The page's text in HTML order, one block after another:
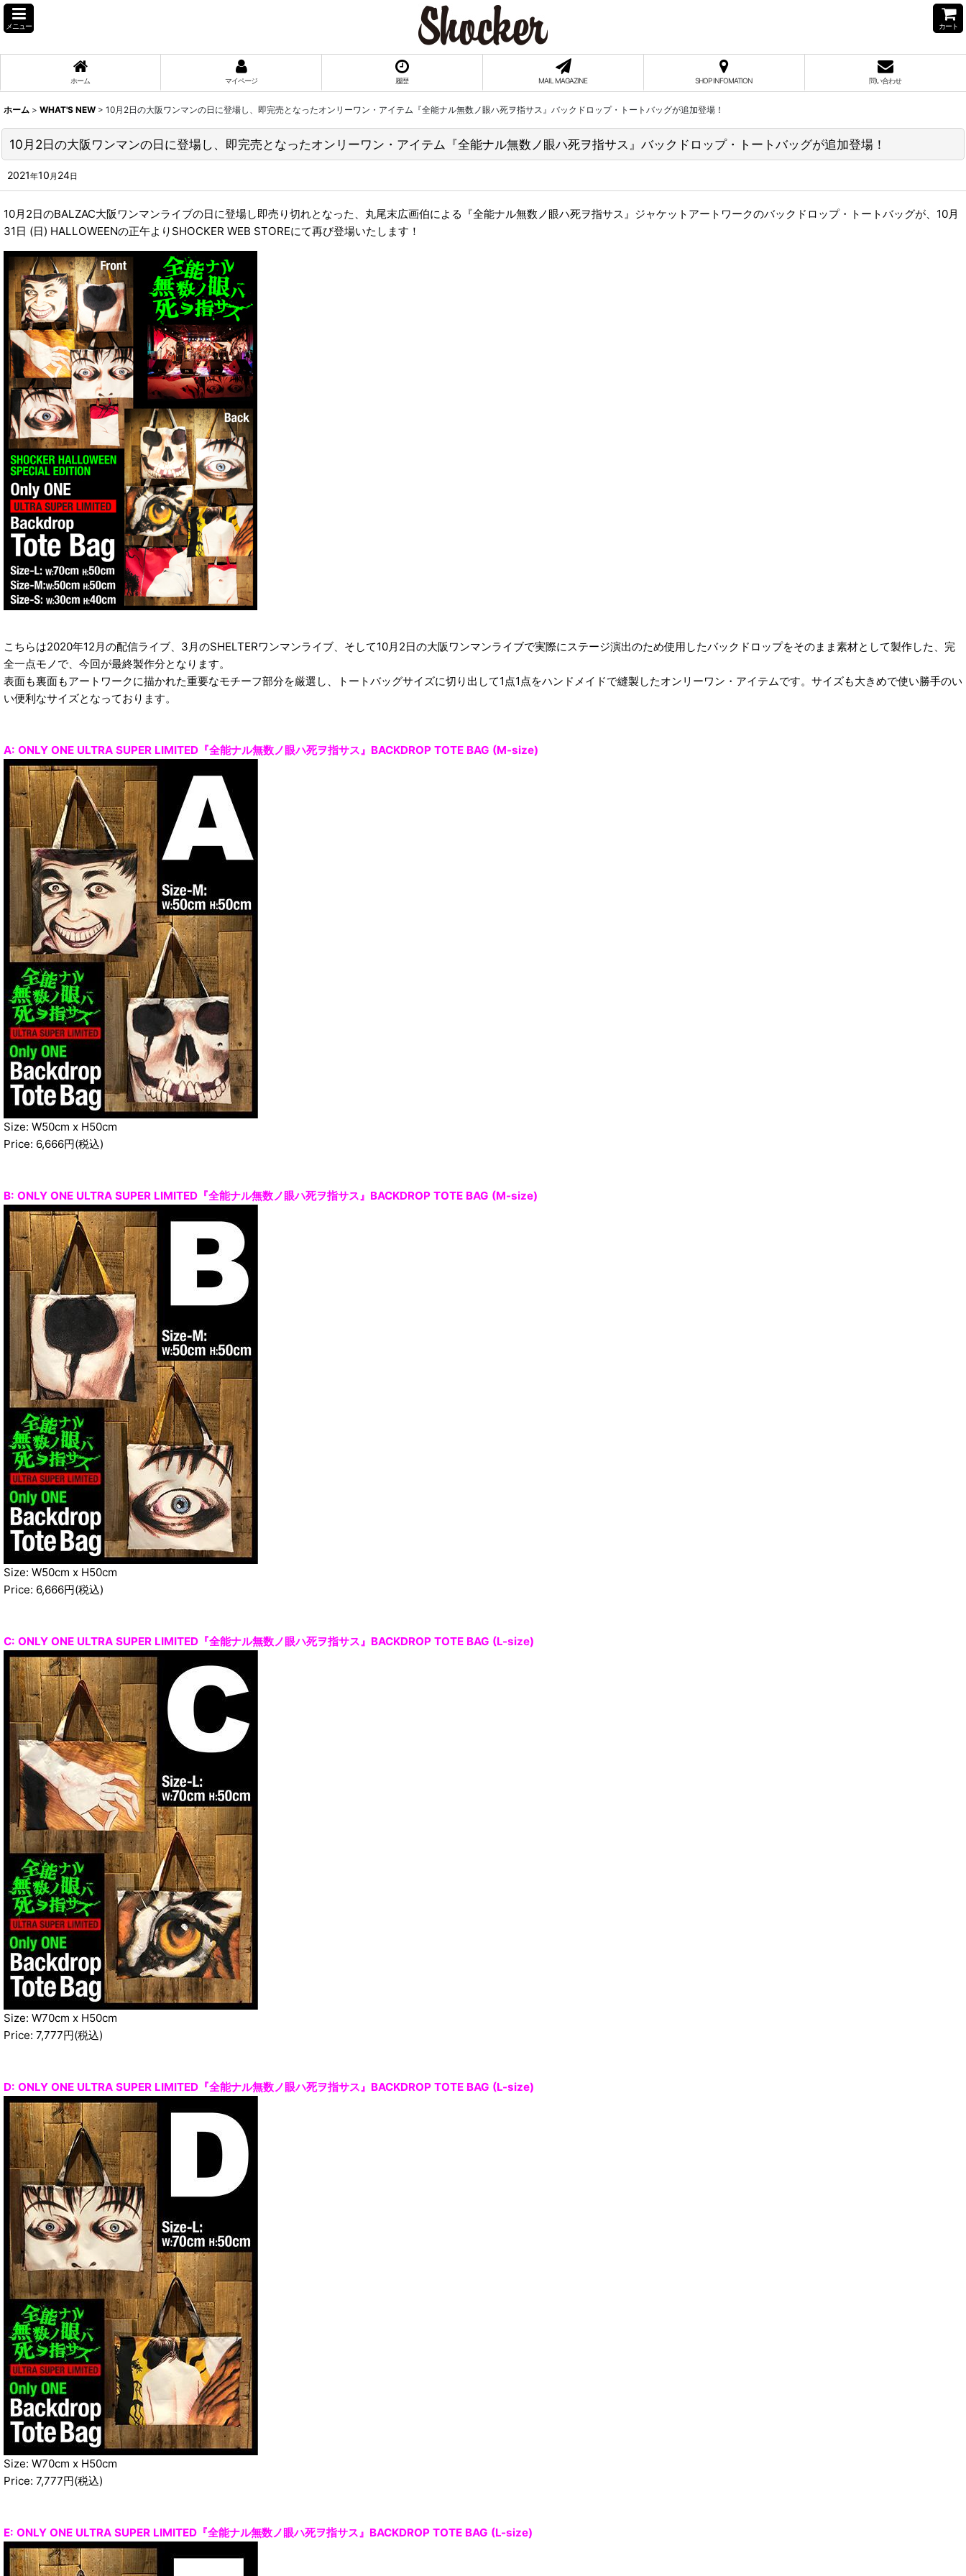
メニュー カート
ホーム マイページ 履歴 MAIL MAGAZINE SHOP INFOMATION 問い合わせ
ホーム > WHAT'S NEW > 10月2日の大阪ワンマンの日に登場し、即完売となったオンリーワン・アイテム『全能ナル無数ノ眼ハ死ヲ指サス』バックドロップ・トートバッグが追加登場！
10月2日の大阪ワンマンの日に登場し、即完売となったオンリーワン・アイテム『全能ナル無数ノ眼ハ死ヲ指サス』バックドロップ・トートバッグが追加登場！
2021年10 月 24日
10月2日のBALZAC大阪ワンマンライブの日に登場し即売り切れとなった、丸尾末広画伯による『全能ナル無数ノ眼ハ死ヲ指サス』ジャケットアートワークのバックドロップ・トートバッグが、10月
31日 (日) HALLOWEENの正午よりSHOCKER WEB STOREにて再び登場いたします！
こちらは2020年12月の配信ライブ、3月のSHELTERワンマンライブ、そして10月2日の大阪ワンマンライブで実際にステージ演出のため使用したバックドロップをそのまま素材として製作した、完
全一点モノで、今回が最終製作分となります。
表面も裏面もアートワークに描かれた重要なモチーフ部分を厳選し、トートバッグサイズに切り出して1点1点をハンドメイドで縫製したオンリーワン・アイテムです。サイズも大きめで使い勝手のい
い便利なサイズとなっております。
A: ONLY ONE ULTRA SUPER LIMITED『全能ナル無数ノ眼ハ死ヲ指サス』BACKDROP TOTE BAG (M-size)
Size: W50cm x H50cm
Price: 6,666円(税込)
B: ONLY ONE ULTRA SUPER LIMITED『全能ナル無数ノ眼ハ死ヲ指サス』BACKDROP TOTE BAG (M-size)
Size: W50cm x H50cm
Price: 6,666円(税込)
C: ONLY ONE ULTRA SUPER LIMITED『全能ナル無数ノ眼ハ死ヲ指サス』BACKDROP TOTE BAG (L-size)
Size: W70cm x H50cm
Price: 7,777円(税込)
D: ONLY ONE ULTRA SUPER LIMITED『全能ナル無数ノ眼ハ死ヲ指サス』BACKDROP TOTE BAG (L-size)
Size: W70cm x H50cm
Price: 7,777円(税込)
E: ONLY ONE ULTRA SUPER LIMITED『全能ナル無数ノ眼ハ死ヲ指サス』BACKDROP TOTE BAG (L-size)